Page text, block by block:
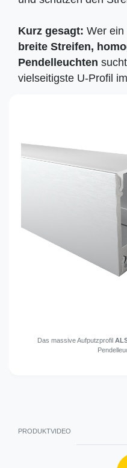
Kurz gesagt: Wer ein
breite Streifen,
Pendelleuchten
vielseitigste U-Profil
Das massive Aufputzprofil
PRODUKTVIDEO